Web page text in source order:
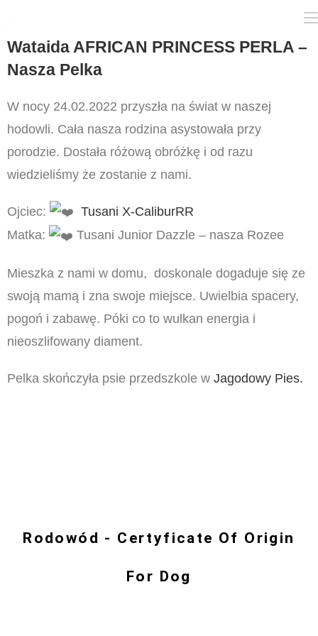
Wataida AFRICAN PRINCESS PERLA –
Nasza Pelka
W nocy 24.02.2022 przyszła na świat w naszej
hodowli. Cała nasza rodzina asystowała przy
porodzie. Dostała różową obróżkę i od razu
wiedzieliśmy że zostanie z nami.
Ojciec:
Tusani X-CaliburRR
Matka:
Tusani Junior Dazzle – nasza Rozee
Mieszka z nami w domu, doskonale dogaduje się ze
swoją mamą i zna swoje miejsce. Uwielbia spacery,
pogoń i zabawę. Póki co to wulkan energia i
nieoszlifowany diament.
Pelka skończyła psie przedszkole w Jagodowy Pies.
Rodowód - Certyficate Of Origin
For Dog